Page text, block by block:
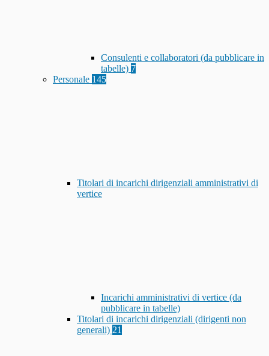
Consulenti e collaboratori (da pubblicare in
tabelle) 7
Personale 145
Titolari di incarichi dirigenziali amministrativi di
vertice
Incarichi amministrativi di vertice (da
pubblicare in tabelle)
Titolari di incarichi dirigenziali (dirigenti non
generali) 21